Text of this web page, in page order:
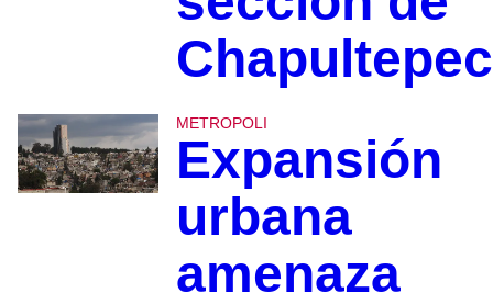
Chapultepec
METROPOLI
Expansión
urbana
amenaza